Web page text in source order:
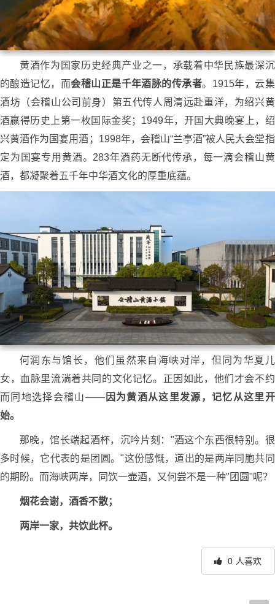
黄酒作为国家历史经典产业之一，承载着中华民族最深沉
的酿造记忆，而会稽山正是千年酒脉的传承者。1915年，云集
酒坊（会稽山公司前身）第五代传人周清远赴重洋，为绍兴黄
酒赢得历史上第一枚国际金奖；1949年，开国大典晚宴上，绍
兴黄酒作为国宴用酒；1998年，会稽山“兰亭酒”被人民大会堂指
定为国宴专用黄酒。283年酒药无断代传承，每一滴会稽山黄
酒，都凝聚着五千年中华酒文化的厚重底蕴。
何润东与馆长，他们虽然来自海峡对岸，但同为华夏儿
女，血脉里流淌着共同的文化记忆。正因如此，他们才会不约
而同地选择会稽山——因为黄酒从这里发源，记忆从这里开
始。
那晚，馆长端起酒杯，沉吟片刻："酒这个东西很特别。很
多时候，它代表的是团圆。"这份感慨，道出的是两岸同胞共同
的期盼。而海峡两岸，同饮一壶酒，又何尝不是一种"团圆"呢？
烟花会谢，酒香不散；
两岸一家，共饮此杯。
0 人喜欢